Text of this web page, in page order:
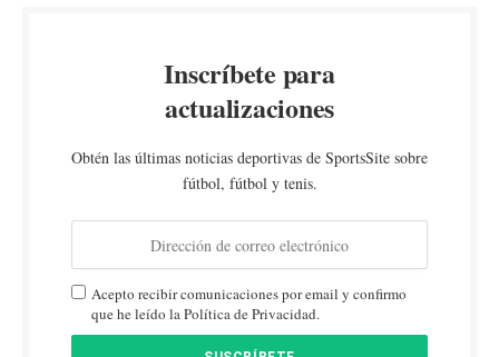
Inscríbete para
actualizaciones
Obtén las últimas noticias deportivas de SportsSite sobre
fútbol, fútbol y tenis.
Acepto recibir comunicaciones por email y confirmo
que he leído la Política de Privacidad.